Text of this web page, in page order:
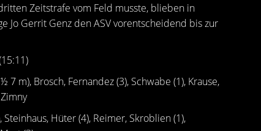
Zeitstrafe vom Feld musste, blieben in
Jo Gerrit Genz den ASV vorentscheidend bis zur
7 m), Brosch, Fernandez (3), Schwabe (1), Krause,
Hüter (4), Reimer, Skroblien (1),